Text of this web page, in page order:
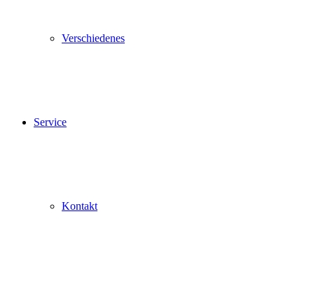
Verschiedenes
Service
Kontakt